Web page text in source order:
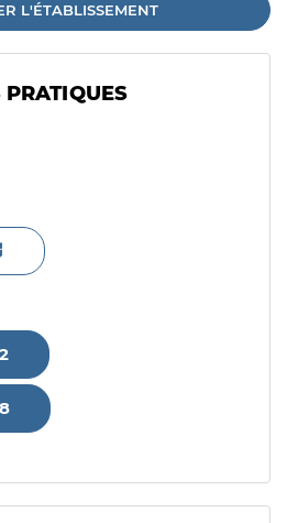
L'ÉTABLISSEMENT